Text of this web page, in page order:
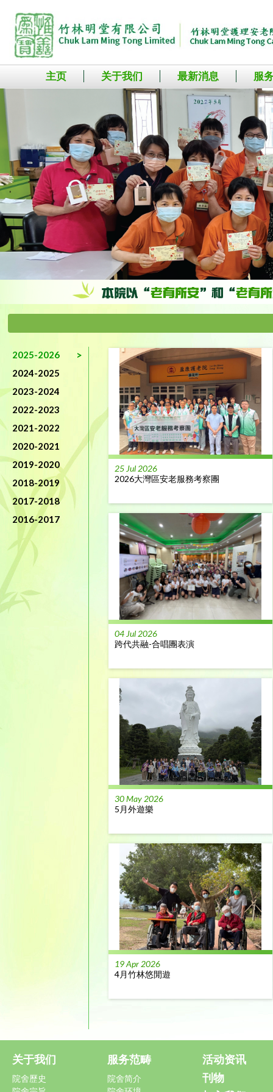
主页 关于我们 最新消息 服
2025-2026
2024-2025
2023-2024
2022-2023
2021-2022
2020-2021
2019-2020
2018-2019
2017-2018
2016-2017
25 Jul 2026
2026大灣區安老服務考察團
04 Jul 2026
跨代共融-合唱團表演
30 May 2026
5月外遊樂
19 Apr 2026
4月竹林悠閒遊
关于我们
院舍歷史
服务范畴
院舍简介
活动资讯
刊物